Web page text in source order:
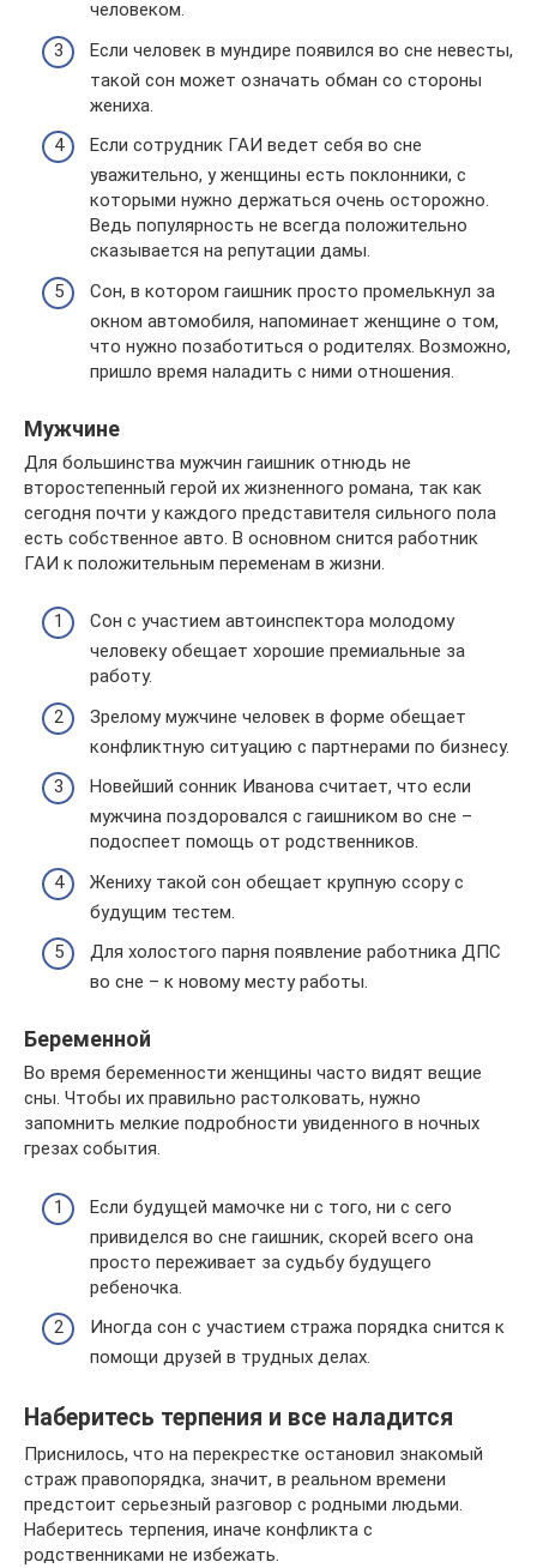
человеком.
Если человек в мундире появился во сне невесты,
такой сон может означать обман со стороны
жениха.
Если сотрудник ГАИ ведет себя во сне
уважительно, у женщины есть поклонники, с
которыми нужно держаться очень осторожно.
Ведь популярность не всегда положительно
сказывается на репутации дамы.
Сон, в котором гаишник просто промелькнул за
окном автомобиля, напоминает женщине о том,
что нужно позаботиться о родителях. Возможно,
пришло время наладить с ними отношения.
Мужчине
Для большинства мужчин гаишник отнюдь не
второстепенный герой их жизненного романа, так как
сегодня почти у каждого представителя сильного пола
есть собственное авто. В основном снится работник
ГАИ к положительным переменам в жизни.
Сон с участием автоинспектора молодому
человеку обещает хорошие премиальные за
работу.
Зрелому мужчине человек в форме обещает
конфликтную ситуацию с партнерами по бизнесу.
Новейший сонник Иванова считает, что если
мужчина поздоровался с гаишником во сне –
подоспеет помощь от родственников.
Жениху такой сон обещает крупную ссору с
будущим тестем.
Для холостого парня появление работника ДПС
во сне – к новому месту работы.
Беременной
Во время беременности женщины часто видят вещие
сны. Чтобы их правильно растолковать, нужно
запомнить мелкие подробности увиденного в ночных
грезах события.
Если будущей мамочке ни с того, ни с сего
привиделся во сне гаишник, скорей всего она
просто переживает за судьбу будущего
ребеночка.
Иногда сон с участием стража порядка снится к
помощи друзей в трудных делах.
Наберитесь терпения и все наладится
Приснилось, что на перекрестке остановил знакомый
страж правопорядка, значит, в реальном времени
предстоит серьезный разговор с родными людьми.
Наберитесь терпения, иначе конфликта с
родственниками не избежать.